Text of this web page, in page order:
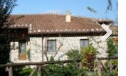
Next